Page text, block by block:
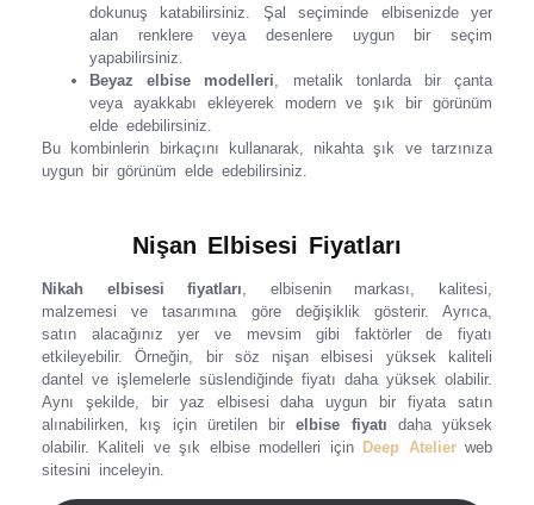
dokunuş katabilirsiniz. Şal seçiminde elbisenizde yer
alan renklere veya desenlere uygun bir seçim
yapabilirsiniz.
Beyaz elbise modelleri , metalik tonlarda bir çanta
veya ayakkabı ekleyerek modern ve şık bir görünüm
elde edebilirsiniz.
Bu kombinlerin birkaçını kullanarak, nikahta şık ve tarzınıza
uygun bir görünüm elde edebilirsiniz.
Nişan Elbisesi Fiyatları
Nikah elbisesi fiyatları , elbisenin markası, kalitesi,
malzemesi ve tasarımına göre değişiklik gösterir. Ayrıca,
satın alacağınız yer ve mevsim gibi faktörler de fiyatı
etkileyebilir. Örneğin, bir söz nişan elbisesi yüksek kaliteli
dantel ve işlemelerle süslendiğinde fiyatı daha yüksek olabilir.
Aynı şekilde, bir yaz elbisesi daha uygun bir fiyata satın
alınabilirken, kış için üretilen birelbise fiyatı daha yüksek
olabilir. Kaliteli ve şık elbise modelleri için Deep Atelierweb
sitesini inceleyin.